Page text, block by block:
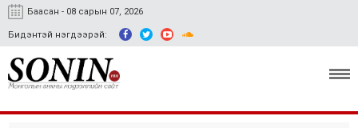
Баасан - 08 сарын 07, 2026
Бидэнтэй нэгдээрэй: